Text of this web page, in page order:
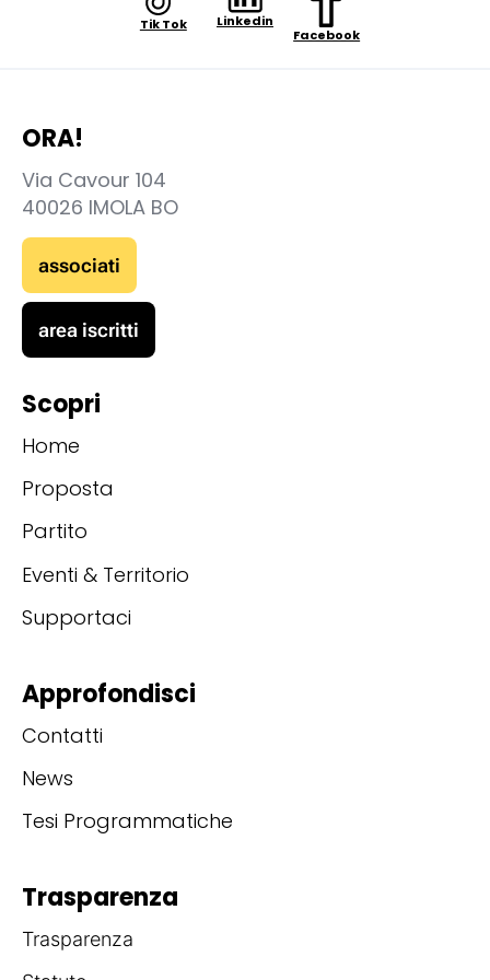
Tik Tok Linkedin
Facebook
ORA!
Via Cavour 104
40026 IMOLA BO
associati
area iscritti
Scopri
Home
Proposta
Partito
Eventi & Territorio
Supportaci
Approfondisci
Contatti
News
Tesi Programmatiche
Trasparenza
Trasparenza